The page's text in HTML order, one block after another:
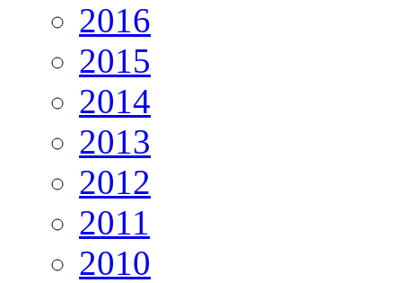
2016
2015
2014
2013
2012
2011
2010